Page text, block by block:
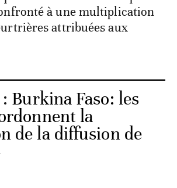
à une multiplication
attribuées aux
Burkina Faso: les
la
de la diffusion de